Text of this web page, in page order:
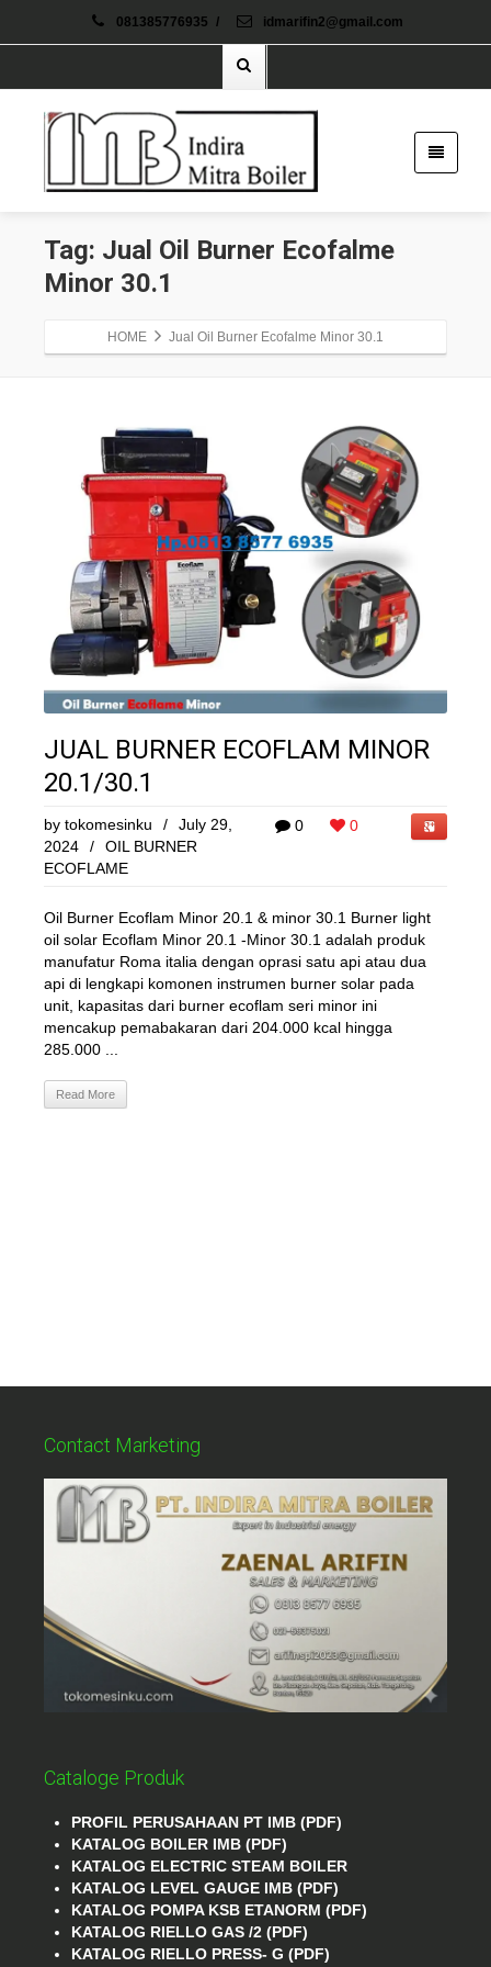
081385776935 / idmarifin2@gmail.com
Tag: Jual Oil Burner Ecofalme
Minor 30.1
HOME Jual Oil Burner Ecofalme Minor 30.1
JUAL BURNER ECOFLAM MINOR
20.1/30.1
0 0
by tokomesinku /
July 29,
2024
/
OIL BURNER
ECOFLAME
Oil Burner Ecoflam Minor 20.1 & minor 30.1 Burner light
oil solar Ecoflam Minor 20.1 -Minor 30.1 adalah produk
manufatur Roma italia dengan oprasi satu api atau dua
api di lengkapi komonen instrumen burner solar pada
unit, kapasitas dari burner ecoflam seri minor ini
mencakup pemabakaran dari 204.000 kcal hingga
285.000 ...
Read More
Contact Marketing
Cataloge Produk
PROFIL PERUSAHAAN PT IMB (PDF)
KATALOG BOILER IMB (PDF)
KATALOG ELECTRIC STEAM BOILER
KATALOG LEVEL GAUGE IMB (PDF)
KATALOG POMPA KSB ETANORM (PDF)
KATALOG RIELLO GAS /2 (PDF)
KATALOG RIELLO PRESS- G (PDF)